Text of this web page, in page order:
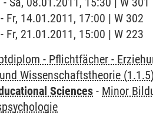
Fr, 14.01.2011, 17:00 | W 302
Fr, 21.01.2011, 15:00 | W 223
- Pflichtfächer -
Wissenschaftstheorie (1.1.5)
Sciences - Minor